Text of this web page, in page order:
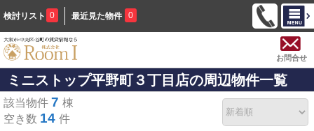
検討リスト 0 最近見た物件 0
お問合せ
ミニストップ平野町３丁目店の周辺物件一覧
該当物件 7 棟
空き数 14 件